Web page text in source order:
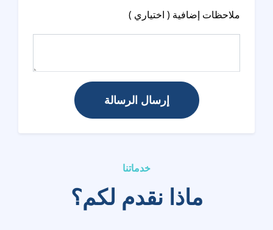
ملاحظات إضافية ( اختياري )
إرسال الرسالة
خدماتنا
ماذا نقدم لكم؟